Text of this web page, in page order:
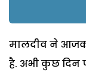
मालदीव ने
है. अभी कुछ दिन